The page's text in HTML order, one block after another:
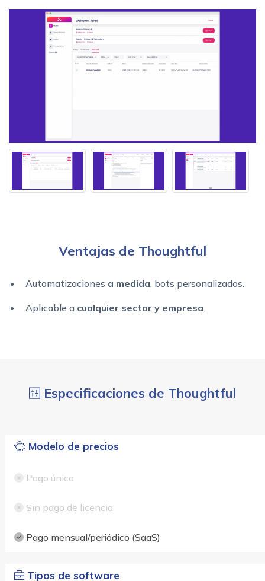
Ventajas de Thoughtful
Automatizaciones a medida, bots personalizados.
Aplicable a cualquier sector y empresa.
Especificaciones de Thoughtful
Modelo de precios
Pago único
Sin pago de licencia
Pago mensual/periódico (SaaS)
Tipos de software